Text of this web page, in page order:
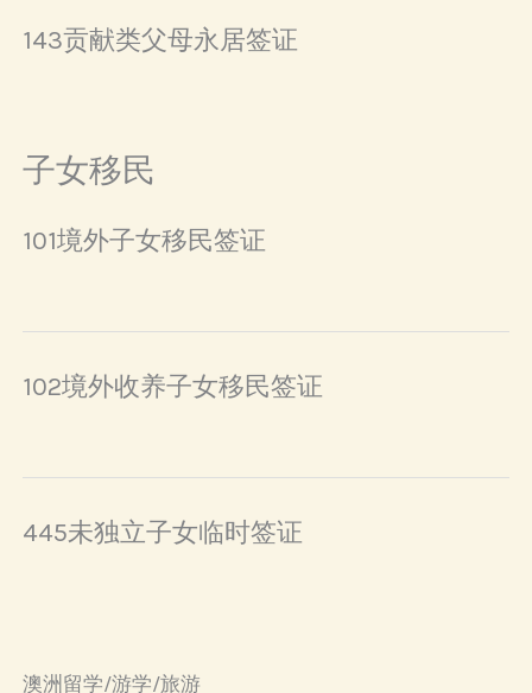
143贡献类父母永居签证
子女移民
101境外子女移民签证
102境外收养子女移民签证
445未独立子女临时签证
澳洲留学/游学/旅游